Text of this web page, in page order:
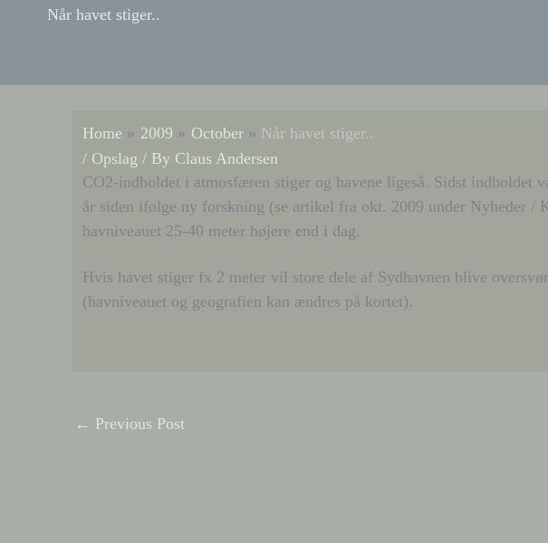
Når havet stiger..
Home 2009 October
Når havet stiger..
/ Opslag / By Claus Andersen
CO2-indholdet i atmosfæren stiger og havene ligeså. Sidst indholdet
år siden ifølge ny forskning (se artikel fra okt. 2009 under Nyheder
havniveauet 25-40 meter højere end i dag.
Hvis havet stiger fx 2 meter vil store dele af Sydhavnen blive
(havniveauet og geografien kan ændres på kortet).
← Previous Post